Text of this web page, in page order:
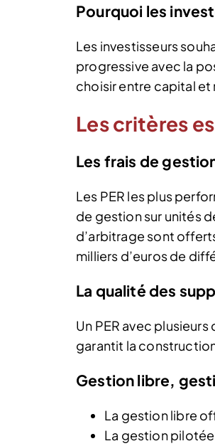
Pourquoi les
Les investisseurs
progressive avec la
choisir entre capital et
Les critères
Les frais de
Les PER les plus
de gestion sur unités
d’arbitrage sont
milliers d’euros de
La qualité des
Un PER avec
garantit la
Gestion libre,
La gestion libre
La gestion